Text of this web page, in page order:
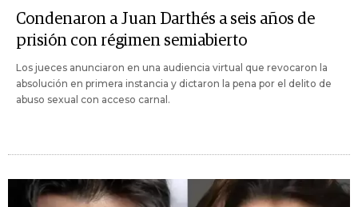
Condenaron a Juan Darthés a seis años de
prisión con régimen semiabierto
Los jueces anunciaron en una audiencia virtual que revocaron la
absolución en primera instancia y dictaron la pena por el delito de
abuso sexual con acceso carnal.